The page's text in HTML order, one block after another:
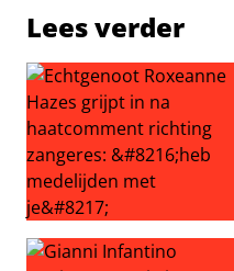
Lees verder
Echtgenoot Roxeanne